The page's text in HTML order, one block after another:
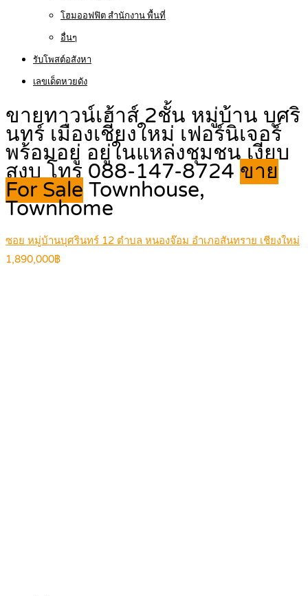
โฮมออฟฟิต สำนักงาน พื้นที่
อื่นๆ
รับโพสต์อสังหา
เลขเด็ดหวยดัง
ขายทาวน์เฮ้าส์ 2ชั้น หมู่บ้าน บุศริ
นทร์ เมืองเชียงใหม่ เฟอร์นิเจอร์
พร้อมอยู่ อยู่ในแหล่งชุมชน เงียบ
สงบ โทร 088-147-8724 ขาย
For Sale Townhouse,
Townhome
ซอย หมู่บ้านบุศรินทร์ 12 ตำบล หนองจ๊อม อำเภอสันทราย เชียงใหม่
1,890,000฿